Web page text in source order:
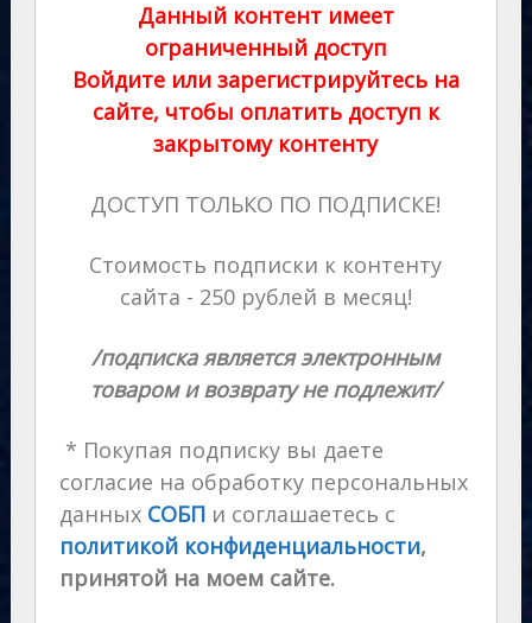
Данный контент имеет
ограниченный доступ
Войдите или зарегистрируйтесь на
сайте, чтобы оплатить доступ к
закрытому контенту
ДОСТУП ТОЛЬКО ПО ПОДПИСКЕ!
Стоимость подписки к контенту
сайта - 250 рублей в месяц!
/подписка является электронным
товаром и возврату не подлежит/
* Покупая подписку вы даете
согласие на обработку персональных
данных СОБП и соглашаетесь с
политикой конфиденциальности,
принятой на моем сайте.